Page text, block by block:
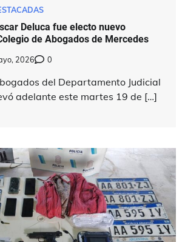
Deluca fue electo nuevo
de Abogados de Mercedes
2026 0
del Departamento Judicial
adelante este martes 19 de […]